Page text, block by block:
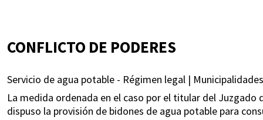
CONFLICTO DE PODERES
Servicio de agua potable - Régimen legal |
La medida ordenada en el caso por el titular del Juzgado
dispuso la provisión de bidones de agua potable para